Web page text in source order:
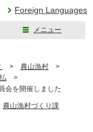
Foreign Languages
メニュー
> 農山漁村 >
>
会を開催しました
農山漁村づくり課